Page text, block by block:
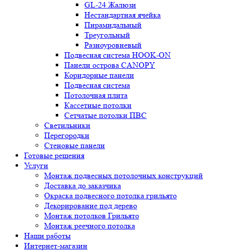
GL-24 Жалюзи
Нестандартная ячейка
Пирамидальный
Треугольный
Разноуровневый
Подвесная система HOOK-ON
Панели острова CANOPY
Коридорные панели
Подвесная система
Потолочная плита
Кассетные потолки
Сетчатые потолки ПВС
Светильники
Перегородки
Стеновые панели
Готовые решения
Услуги
Монтаж подвесных потолочных конструкций
Доставка до заказчика
Окраска подвесного потолка грильято
Декорирование под дерево
Монтаж потолков Грильято
Монтаж реечного потолка
Наши работы
Интернет-магазин